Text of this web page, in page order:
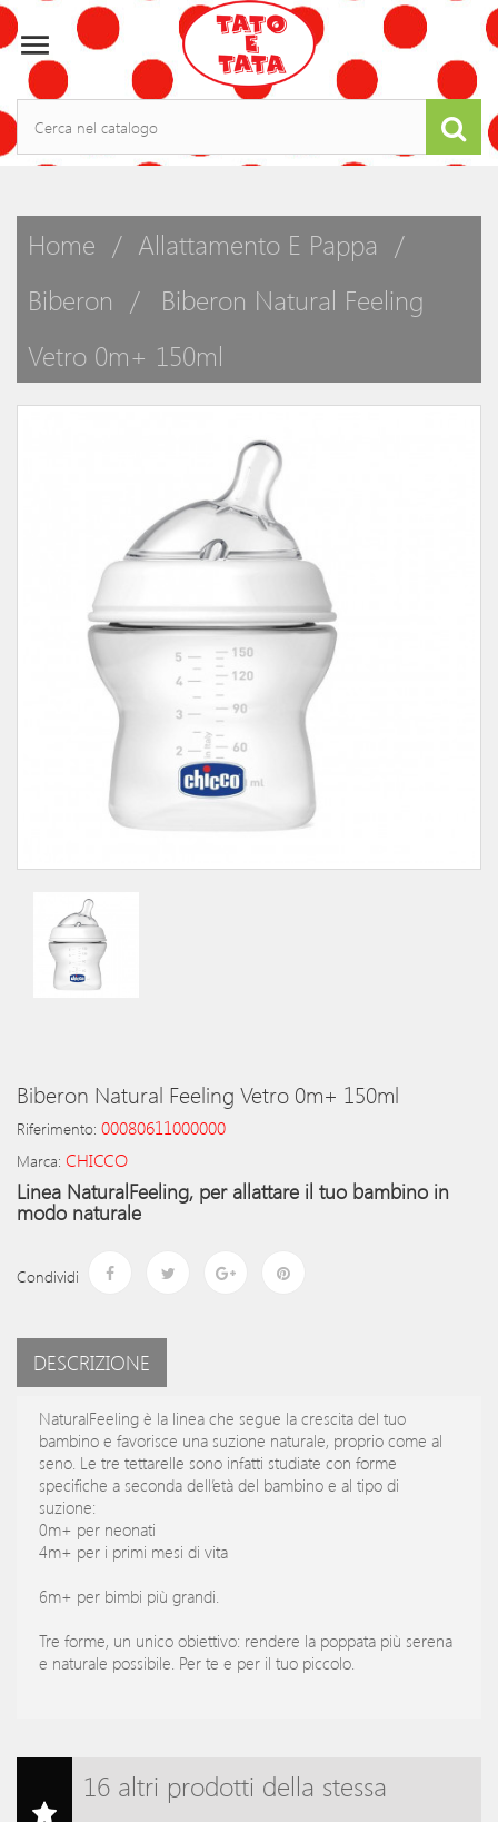

Home
Allattamento E Pappa
Biberon
Biberon Natural Feeling
Vetro 0m+ 150ml
Biberon Natural Feeling Vetro 0m+ 150ml
Riferimento: 00080611000000
Marca: CHICCO
Linea NaturalFeeling, per allattare il tuo bambino in
modo naturale
Condividi
DESCRIZIONE
NaturalFeeling è la linea che segue la crescita del tuo
bambino e favorisce una suzione naturale, proprio come al
seno. Le tre tettarelle sono infatti studiate con forme
specifiche a seconda dell’età del bambino e al tipo di
suzione:
0m+ per neonati
4m+ per i primi mesi di vita
6m+ per bimbi più grandi.
Tre forme, un unico obiettivo: rendere la poppata più serena
e naturale possibile. Per te e per il tuo piccolo.
16 altri prodotti della stessa